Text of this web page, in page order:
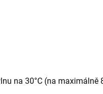
na 30°C (na maximálně